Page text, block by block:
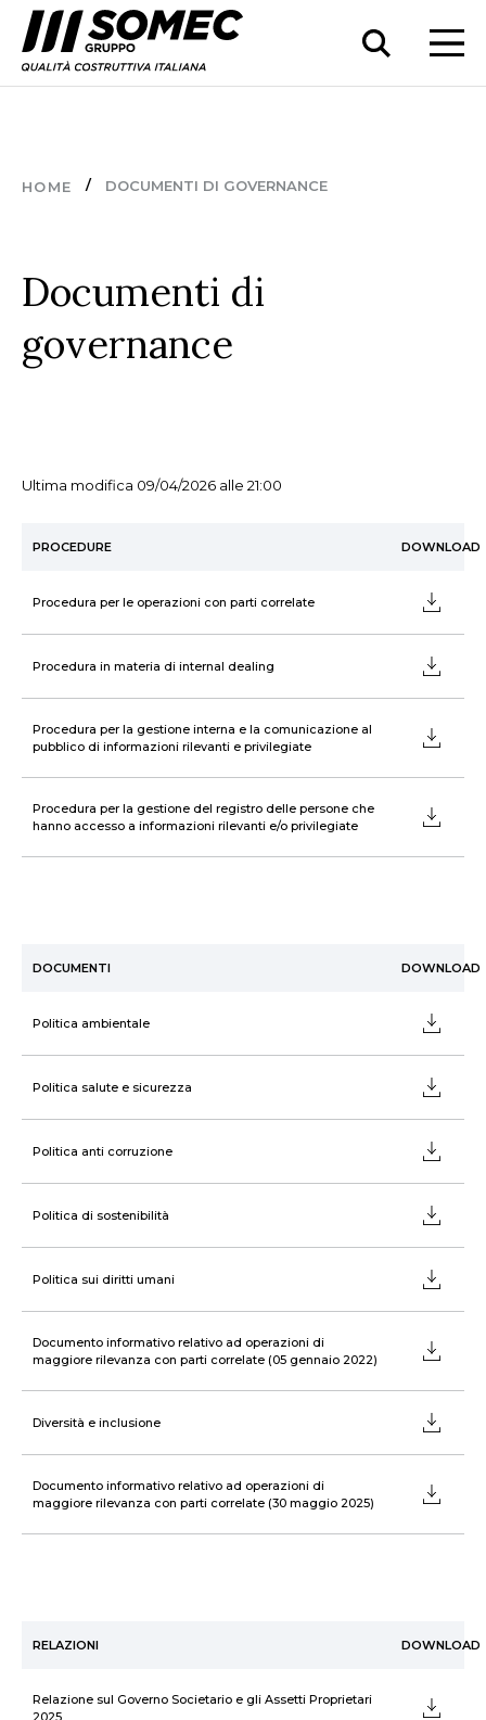
HOME DOCUMENTI DI GOVERNANCE
Documenti di
governance
Ultima modifica 09/04/2026 alle 21:00
PROCEDURE DOWNLOAD
Procedura per le operazioni con parti correlate
Procedura in materia di internal dealing
Procedura per la gestione interna e la comunicazione al
pubblico di informazioni rilevanti e privilegiate
Procedura per la gestione del registro delle persone che
hanno accesso a informazioni rilevanti e/o privilegiate
DOCUMENTI DOWNLOAD
Politica ambientale
Politica salute e sicurezza
Politica anti corruzione
Politica di sostenibilità
Politica sui diritti umani
Documento informativo relativo ad operazioni di
maggiore rilevanza con parti correlate (05 gennaio 2022)
Diversità e inclusione
Documento informativo relativo ad operazioni di
maggiore rilevanza con parti correlate (30 maggio 2025)
RELAZIONI DOWNLOAD
Relazione sul Governo Societario e gli Assetti Proprietari
2025